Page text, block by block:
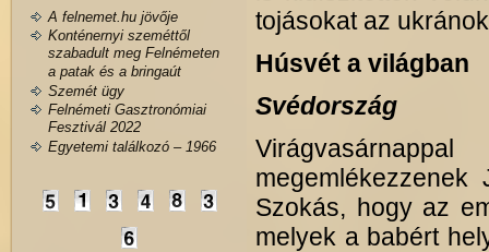
A felnemet.hu jövője
Konténernyi szeméttől
szabadult meg Felnémeten
a patak és a bringaút
Szemét ügy
Felnémeti Gasztronómiai
Fesztivál 2022
Egyetemi találkozó – 1966
tojásokat az
Húsvét a világban
Svédország
megemlékezzenek
Szokás, hogy az
melyek a babért